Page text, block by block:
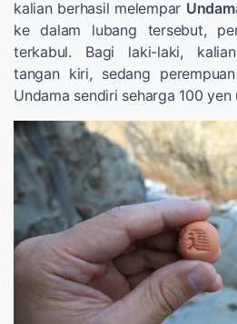
kalian berhasil melempar
ke dalam lubang tersebut,
terkabul. Bagi laki-laki,
tangan kiri, sedang
Undama sendiri seharga 100